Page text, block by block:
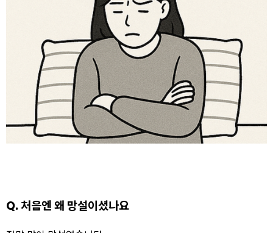
Q. 처음엔 왜 망설이셨나요